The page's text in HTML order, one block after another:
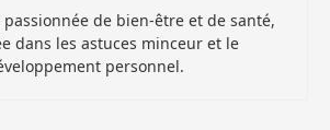
passionnée de bien-être et de santé,
dans les astuces minceur et le
personnel.